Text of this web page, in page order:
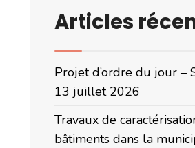
Articles
Projet d’ordre du jour –
13 juillet 2026
Travaux de
bâtiments dans la